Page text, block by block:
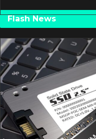
Flash News